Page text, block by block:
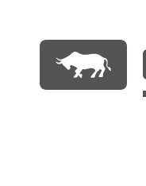
содержимому